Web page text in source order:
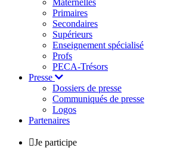
Maternelles
Primaires
Secondaires
Supérieurs
Enseignement spécialisé
Profs
PECA-Trésors
Presse
Dossiers de presse
Communiqués de presse
Logos
Partenaires
Je participe